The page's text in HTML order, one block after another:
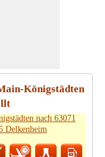
Königstädten
nach 63071
Delkenheim